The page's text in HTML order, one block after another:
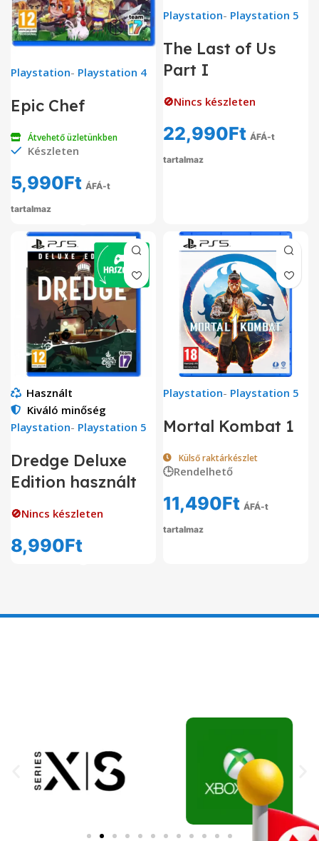
Playstation- Playstation 4
Epic Chef
Átvehető üzletünkben
Készleten
5,990Ft ÁFÁ-t
tartalmaz
Playstation- Playstation 5
The Last of Us
Part I
🚫Nincs készleten
22,990Ft ÁFÁ-t
tartalmaz
Használt
Kiváló minőség
Playstation- Playstation 5
Dredge Deluxe
Edition használt
🚫Nincs készleten
8,990Ft
Playstation- Playstation 5
Mortal Kombat 1
Külső raktárkészlet
🕒Rendelhető
11,490Ft ÁFÁ-t
tartalmaz